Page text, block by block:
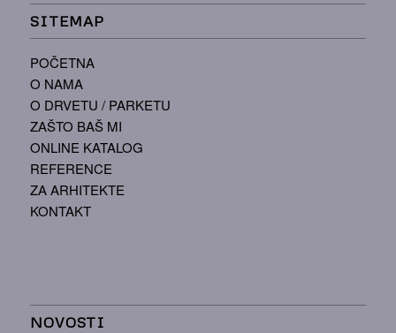
SITEMAP
POČETNA
O NAMA
O DRVETU / PARKETU
ZAŠTO BAŠ MI
ONLINE KATALOG
REFERENCE
ZA ARHITEKTE
KONTAKT
NOVOSTI